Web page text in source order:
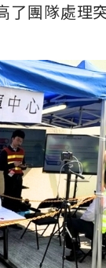
團隊處